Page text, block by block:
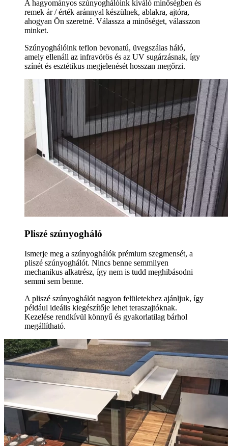
A hagyományos szúnyoghálóink kiváló minőségben és
remek ár / érték aránnyal készülnek, ablakra, ajtóra,
ahogyan Ön szeretné. Válassza a minőséget, válasszon
minket.
Szúnyoghálóink teflon bevonatú, üvegszálas háló,
amely ellenáll az infravörös és az UV sugárzásnak, így
színét és esztétikus megjelenését hosszan megőrzi.
Pliszé szúnyogháló
Ismerje meg a szúnyoghálók prémium szegmensét, a
pliszé szúnyoghálót. Nincs benne semmilyen
mechanikus alkatrész, így nem is tudd meghibásodni
semmi sem benne.
A pliszé szúnyoghálót nagyon felületekhez ajánljuk, így
például ideális kiegészítője lehet teraszajtóknak.
Kezelése rendkívül könnyű és gyakorlatilag bárhol
megállítható.